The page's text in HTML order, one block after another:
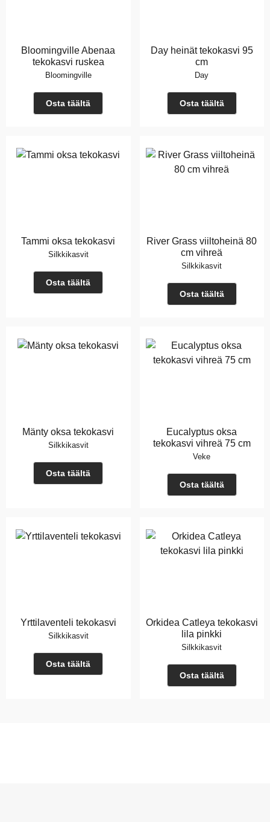
Bloomingville Abenaa
tekokasvi ruskea
Bloomingville
Osta täältä
Day heinät tekokasvi 95
cm
Day
Osta täältä
Tammi oksa tekokasvi
Silkkikasvit
Osta täältä
River Grass viiltoheinä 80
cm vihreä
Silkkikasvit
Osta täältä
Mänty oksa tekokasvi
Silkkikasvit
Osta täältä
Eucalyptus oksa
tekokasvi vihreä 75 cm
Veke
Osta täältä
Yrttilaventeli tekokasvi
Silkkikasvit
Osta täältä
Orkidea Catleya tekokasvi
lila pinkki
Silkkikasvit
Osta täältä